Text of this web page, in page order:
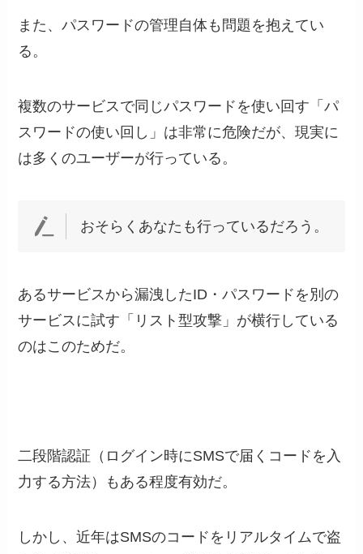
また、パスワードの管理自体も問題を抱えてい
る。
複数のサービスで同じパスワードを使い回す「パ
スワードの使い回し」は非常に危険だが、現実に
は多くのユーザーが行っている。
おそらくあなたも行っているだろう。
あるサービスから漏洩したID・パスワードを別の
サービスに試す「リスト型攻撃」が横行している
のはこのためだ。
二段階認証（ログイン時にSMSで届くコードを入
力する方法）もある程度有効だ。
しかし、近年はSMSのコードをリアルタイムで盗